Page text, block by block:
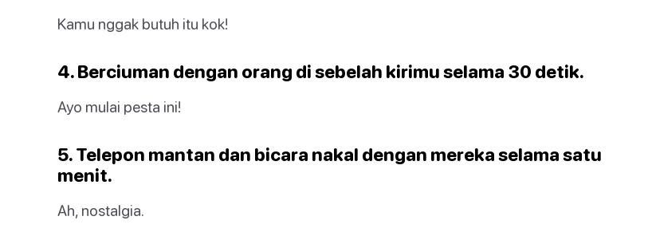
Kamu nggak butuh itu kok!
4. Berciuman dengan orang di sebelah kirimu selama 30 detik.
Ayo mulai pesta ini!
5. Telepon mantan dan bicara nakal dengan mereka selama satu
menit.
Ah, nostalgia.